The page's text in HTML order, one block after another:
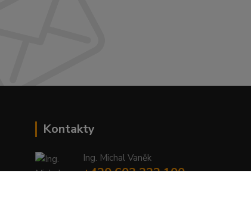
Kontakty
Ing. Michal Vaněk
+420 603 332 100